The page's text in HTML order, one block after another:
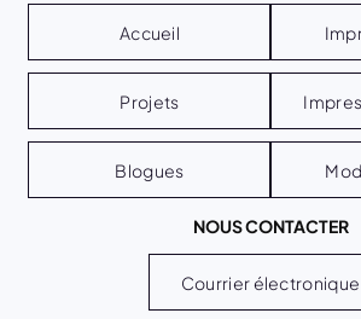
Accueil
Projets
Blogues
NOUS CONTACTER
Courrier électronique